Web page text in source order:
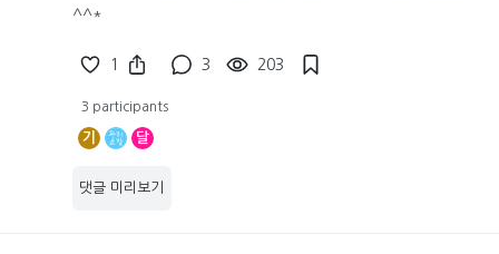
^^*
1 3 203
3 participants
기 달
댓글 미리보기